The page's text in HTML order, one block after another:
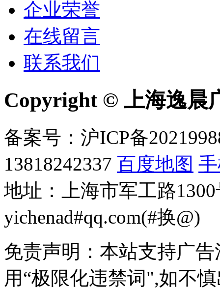
企业荣誉
在线留言
联系我们
Copyright © 上海逸晨
备案号：沪ICP备
13818242337 百度地图
地址：上海市军工路
yichenad#qq.com(#换@)
免责声明：本站支持广
用“极限化违禁词",如不